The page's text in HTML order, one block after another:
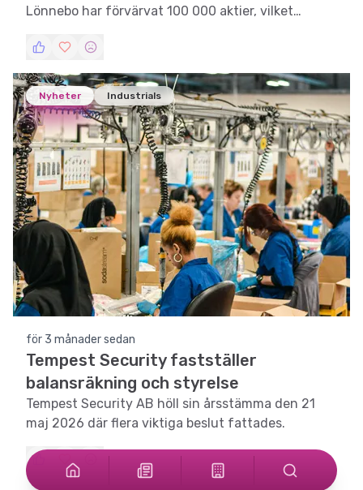
Lönnebo har förvärvat 100 000 aktier, vilket
Nyheter Industrials
för 3 månader sedan
Tempest Security fastställer
balansräkning och styrelse
Tempest Security AB höll sin årsstämma den 21
maj 2026 där flera viktiga beslut fattades.